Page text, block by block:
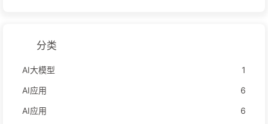
分类
AI大模型
1
AI应用
6
AI应用
6